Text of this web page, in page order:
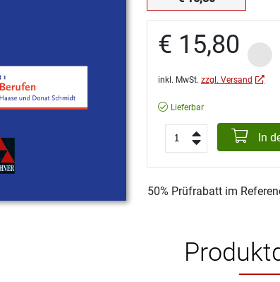
€ 15,80
inkl. MwSt. zzgl. Versand
Lieferbar
In
50% Prüfrabatt im